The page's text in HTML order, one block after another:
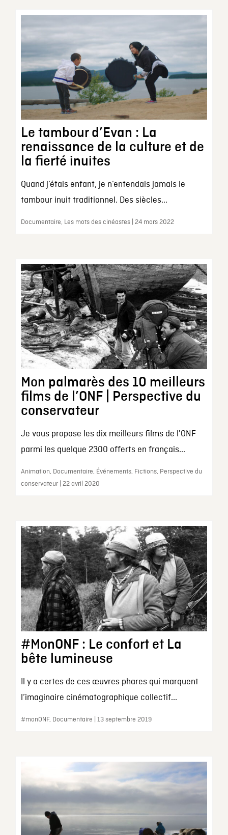
Le tambour d’Evan : La
renaissance de la culture et de
la fierté inuites
Quand j’étais enfant, je n’entendais jamais le
tambour inuit traditionnel. Des siècles...
Documentaire, Les mots des cinéastes | 24 mars 2022
Mon palmarès des 10 meilleurs
films de l’ONF | Perspective du
conservateur
Je vous propose les dix meilleurs films de l'ONF
parmi les quelque 2300 offerts en français...
Animation, Documentaire, Événements, Fictions, Perspective du
conservateur | 22 avril 2020
#MonONF : Le confort et La
bête lumineuse
Il y a certes de ces œuvres phares qui marquent
l’imaginaire cinématographique collectif...
#monONF, Documentaire | 13 septembre 2019